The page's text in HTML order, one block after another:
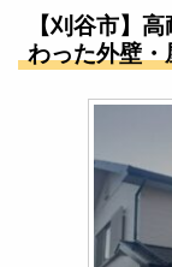
【刈谷市】
わった外壁・